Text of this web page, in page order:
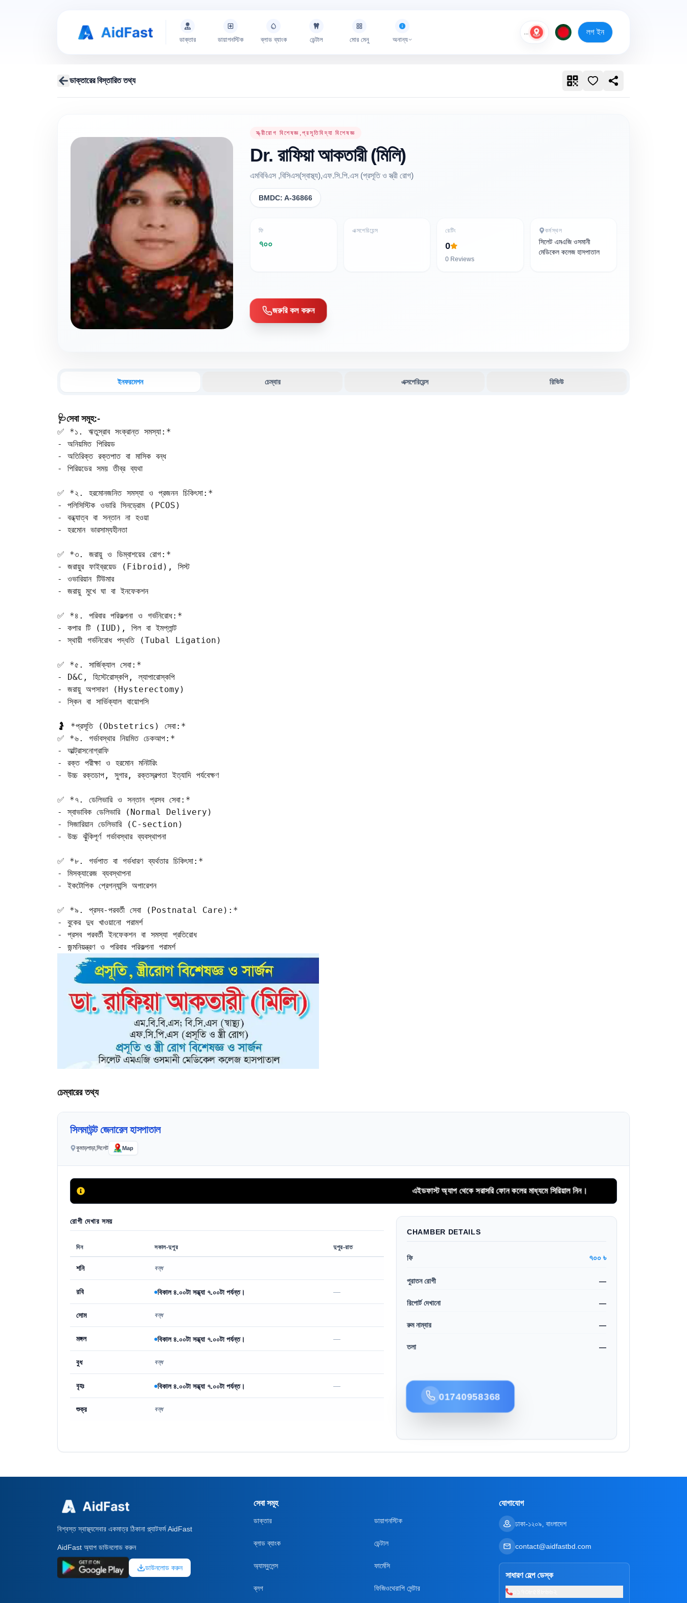
ডাক্তার ডায়াগনস্টিক ব্লাড ব্যাংক ডেন্টাল মোর মেনু অনান্য
লগ ইন
ডাক্তারের বিস্তারিত তথ্য
স্ত্রীরোগ বিশেষজ্ঞ,প্রসূতিবিদ্যা বিশেষজ্ঞ
Dr. রাফিয়া আকতারী (মিলি)
এমবিবিএস ,বিসিএস(স্বাস্থ্য),এফ.সি.পি.এস (প্রসূতি ও স্ত্রী রোগ)
BMDC: A-36866
ফি
৭০০
এক্সপেরিয়েন্স রেটিং
0
0 Reviews
কর্মস্থল
সিলেট এমএজি ওসমানী
মেডিকেল কলেজ হাসপাতাল
জরুরি কল করুন
ইনফরমেশন চেম্বার এক্সপেরিয়েন্স রিভিউ
🩺সেবা সমূহ:-
✅ *১. ঋতুস্রাব সংক্রান্ত সমস্যা:*
- অনিয়মিত পিরিয়ড
- অতিরিক্ত রক্তপাত বা মাসিক বন্ধ
- পিরিয়ডের সময় তীব্র ব্যথা
✅ *২. হরমোনজনিত সমস্যা ও প্রজনন চিকিৎসা:*
- পলিসিস্টিক ওভারি সিনড্রোম (PCOS)
- বন্ধ্যাত্ব বা সন্তান না হওয়া
- হরমোন ভারসাম্যহীনতা
✅ *৩. জরায়ু ও ডিম্বাশয়ের রোগ:*
- জরায়ুর ফাইব্রয়েড (Fibroid), সিস্ট
- ওভারিয়ান টিউমার
- জরায়ু মুখে ঘা বা ইনফেকশন
✅ *৪. পরিবার পরিকল্পনা ও গর্ভনিরোধ:*
- কপার টি (IUD), পিল বা ইমপ্লান্ট
- স্থায়ী গর্ভনিরোধ পদ্ধতি (Tubal Ligation)
✅ *৫. সার্জিক্যাল সেবা:*
- D&C, হিস্টেরোস্কপি, ল্যাপারোস্কপি
- জরায়ু অপসারণ (Hysterectomy)
- স্কিন বা সার্ভিক্যাল বায়োপসি
🤰 *প্রসূতি (Obstetrics) সেবা:*
✅ *৬. গর্ভাবস্থার নিয়মিত চেকআপ:*
- আল্ট্রাসনোগ্রাফি
- রক্ত পরীক্ষা ও হরমোন মনিটরিং
- উচ্চ রক্তচাপ, সুগার, রক্তস্বল্পতা ইত্যাদি পর্যবেক্ষণ
✅ *৭. ডেলিভারি ও সন্তান প্রসব সেবা:*
- স্বাভাবিক ডেলিভারি (Normal Delivery)
- সিজারিয়ান ডেলিভারি (C-section)
- উচ্চ ঝুঁকিপূর্ণ গর্ভাবস্থার ব্যবস্থাপনা
✅ *৮. গর্ভপাত বা গর্ভধারণ ব্যর্থতার চিকিৎসা:*
- মিসক্যারেজ ব্যবস্থাপনা
- ইকটোপিক প্রেগন্যান্সি অপারেশন
✅ *৯. প্রসব-পরবর্তী সেবা (Postnatal Care):*
- বুকের দুধ খাওয়ানো পরামর্শ
- প্রসব পরবর্তী ইনফেকশন বা সমস্যা প্রতিরোধ
- জন্মনিয়ন্ত্রণ ও পরিবার পরিকল্পনা পরামর্শ
চেম্বারের তথ্য
সিলমাউন্ট জেনারেল হাসপাতাল
কুমাড়পাড়া,সিলেট Map
এইডফাস্ট অ্যাপ থেকে সরাসরি ফোন কলের মাধ্যমে সিরিয়াল নিন।
রোগী দেখার সময়
দিন সকাল-দুপুর দুপুর-রাত
শনি বন্ধ
রবি বিকাল ৪.০০টা সন্ধ্যা ৭.০০টা পর্যন্ত। —
সোম বন্ধ
মঙ্গল বিকাল ৪.০০টা সন্ধ্যা ৭.০০টা পর্যন্ত। —
বুধ বন্ধ
বৃহঃ বিকাল ৪.০০টা সন্ধ্যা ৭.০০টা পর্যন্ত। —
শুক্র বন্ধ
CHAMBER DETAILS
ফি ৭০০ ৳
পুরাতন রোগী —
রিপোর্ট দেখানো —
রুম নাম্বার —
তলা —
01740958368
বিশ্বস্ত স্বাস্থ্যসেবার একমাত্র ঠিকানা প্ল্যাটফর্ম AidFast
AidFast অ্যাপ ডাউনলোড করুন
ডাউনলোড করুন
সেবা সমূহ
ডাক্তার ডায়াগনস্টিক
ব্লাড ব্যাংক ডেন্টাল
অ্যাম্বুলেন্স ফার্মেসি
ব্লগ ফিজিওথেরাপি সেন্টার
যোগাযোগ
ঢাকা-১২০৯, বাংলাদেশ
contact@aidfastbd.com
সাধারণ হেল্প ডেস্ক